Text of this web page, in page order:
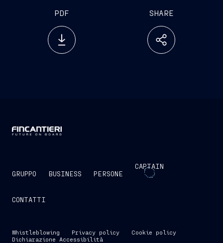
PDF SHARE
GRUPPO BUSINESS PERSONE
CAPTAIN
CONTATTI
Whistleblowing Privacy policy
Cookie policy
Dichiarazione Accessibilità